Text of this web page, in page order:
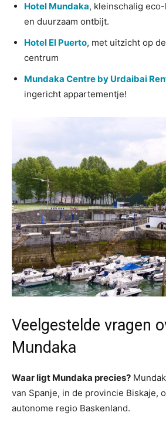
Hotel Mundaka, kleinschalig
en duurzaam ontbijt.
Hotel El Puerto, met uitzicht op
centrum
Mundaka Centre by Urdaibai
ingericht appartementje!
Veelgestelde vragen
Mundaka
Waar ligt Mundaka precies?
van Spanje, in de provincie Biskaje,
autonome regio Baskenland.